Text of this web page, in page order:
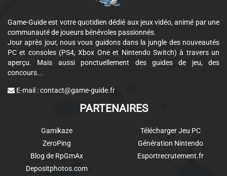
Game-Guide est votre quotidien dédié aux jeux vidéo, animé par une
communauté de joueurs bénévoles passionnés.
Jour après jour, nous vous guidons dans la jungle des nouveautés
PC et consoles (PS4, Xbox One et Nintendo Switch) à travers un
aperçu. Mais aussi ponctuellement des guides de jeu, des
concours...
E-mail :contact@game-guide.fr
PARTENAIRES
Gamikaze
ZeroPing
Blog de RpGmAx
Depositphotos.com
Télécharger Jeu PC
Génération Nintendo
Esportrecrutement.fr